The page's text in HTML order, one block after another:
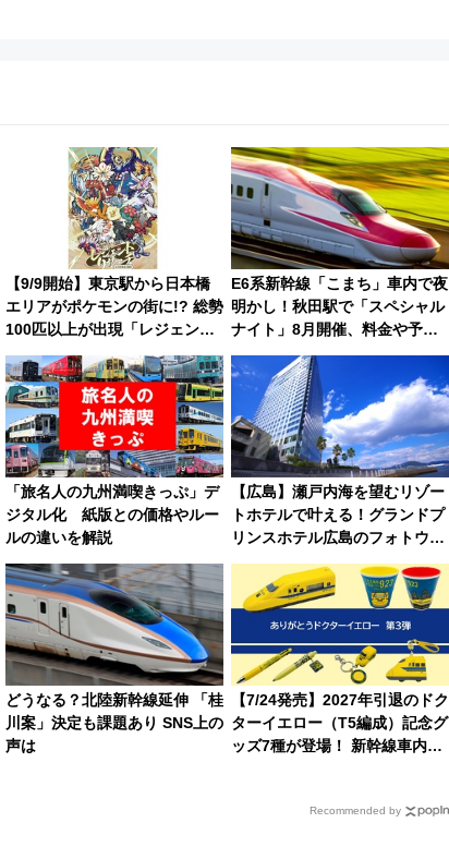
【9/9開始】東京駅から日本橋
エリアがポケモンの街に!? 総勢
100匹以上が出現「レジェンド
リサーチ」本格謎解き・グッズ
情報まとめ
E6系新幹線「こまち」車内で夜
明かし！秋田駅で「スペシャル
ナイト」8月開催、料金や予約
方法は？
「旅名人の九州満喫きっぷ」デ
ジタル化 紙版との価格やルー
ルの違いを解説
【広島】瀬戸内海を望むリゾー
トホテルで叶える！グランドプ
リンスホテル広島のフォトウエ
ディング＆カジュアルパーティ
ープラン
どうなる？北陸新幹線延伸 「桂
川案」決定も課題あり SNS上の
声は
【7/24発売】2027年引退のドク
ターイエロー（T5編成）記念グ
ッズ7種が登場！ 新幹線車内放
Recommended by